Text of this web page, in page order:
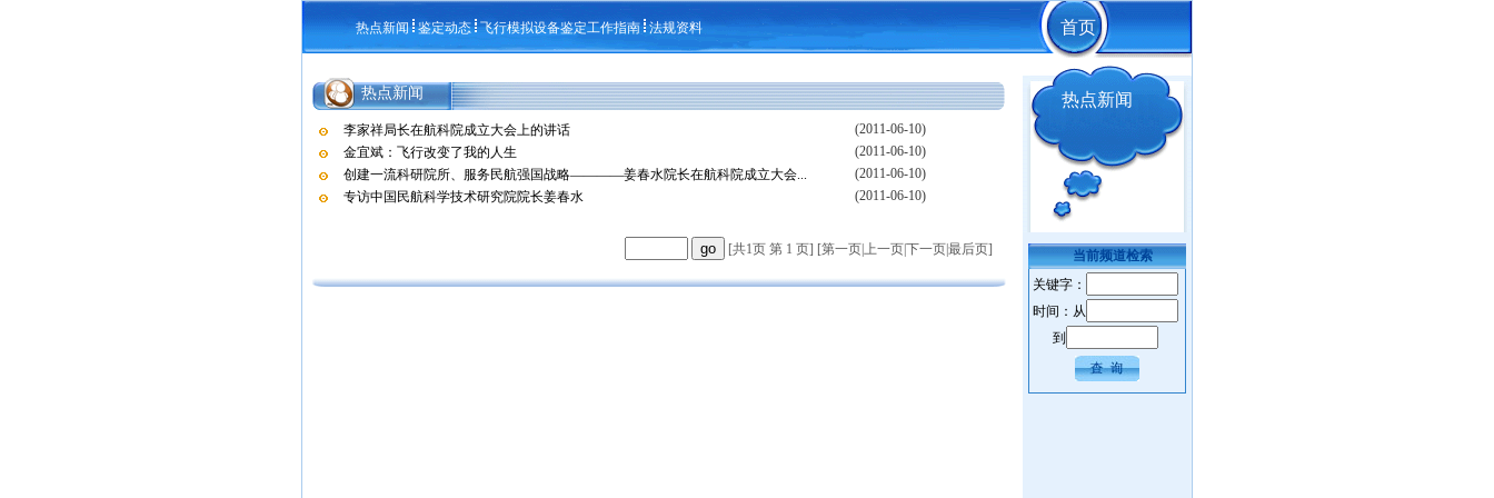
热点新闻 鉴定动态 飞行模拟设备鉴定工作指南 法规资料 首页
热点新闻
李家祥局长在航科院成立大会上的讲话
(2011-06-10)
金宜斌：飞行改变了我的人生
(2011-06-10)
创建一流科研院所、服务民航强国战略————姜春水院长在航科院成立大会...
(2011-06-10)
专访中国民航科学技术研究院院长姜春水
(2011-06-10)
[共1页 第 1 页] [第一页上一页下一页最后页]
热点新闻
当前频道检索
关键字：
时间：从
到